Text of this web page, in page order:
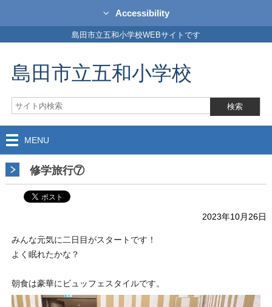
Accessibility
島田市立五和小学校WEBサイトです
島田市立五和小学校
MENU
修学旅行⑦
2023年10月26日
みんな元気に二日目がスタートです！
よく眠れたかな？
朝食は豪華にビュッフェスタイルです。